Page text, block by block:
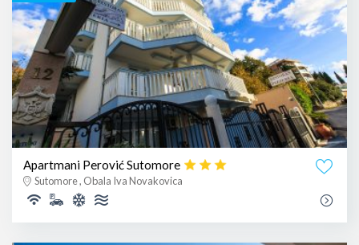
Apartmani Perović Sutomore
Sutomore , Obala Iva Novakovica